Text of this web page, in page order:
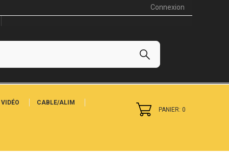
Connexion
VIDÉO CABLE/ALIM
PANIER: 0